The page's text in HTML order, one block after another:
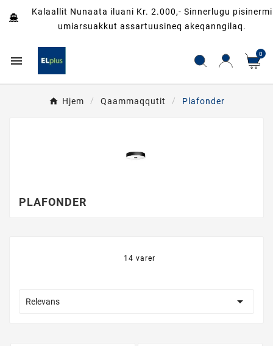
Kalaallit Nunaata iluani Kr. 2.000,- Sinnerlugu pisinermi
umiarsuakkut assartuusineq akeqanngilaq.
 0
Hjem Qaammaqqutit Plafonder
PLAFONDER
14 varer
Relevans 